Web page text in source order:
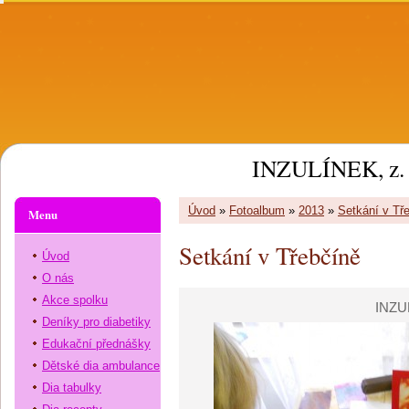
INZULÍNEK, z.
Úvod » Fotoalbum » 2013 » Setkání v
Setkání v Třebčíně
Menu
Úvod
O nás
Akce spolku
Deníky pro diabetiky
Edukační přednášky
Dětské dia ambulance
Dia tabulky